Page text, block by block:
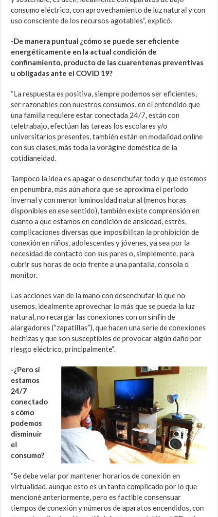
consumo eléctrico, con aprovechamiento de luz natural y con
uso consciente de los recursos agotables”, explicó.
-De manera puntual ¿cómo se puede ser eficiente
energéticamente en la actual condición de
confinamiento, producto de las cuarentenas preventivas
u obligadas ante el COVID 19?
“La respuesta es positiva, siempre podemos ser eficientes,
ser razonables con nuestros consumos, en el entendido que
una familia requiere estar conectada 24/7, están con
teletrabajo, efectúan las tareas los escolares y/o
universitarios presentes, también están en modalidad online
con sus clases, más toda la vorágine doméstica de la
cotidianeidad.
Tampoco la idea es apagar o desenchufar todo y que estemos
en penumbra, más aún ahora que se aproxima el periodo
invernal y con menor luminosidad natural (menos horas
disponibles en ese sentido), también existe comprensión en
cuanto a que estamos en condición de ansiedad, estrés,
complicaciones diversas que imposibilitan la prohibición de
conexión en niños, adolescentes y jóvenes, ya sea por la
necesidad de contacto con sus pares o, simplemente, para
cubrir sus horas de ocio frente a una pantalla, consola o
monitor.
Las acciones van de la mano con desenchufar lo que no
usemos, idealmente aprovechar lo más que se pueda la luz
natural, no recargar las conexiones con un sinfín de
alargadores (“zapatillas”), que hacen una serie de conexiones
hechizas y que son susceptibles de provocar algún daño por
riesgo eléctrico, principalmente”.
-¿Pero si
estamos
24/7
conectado
s cómo
podemos
disminuir
el
consumo?
“Se debe velar por mantener horarios de conexión en
virtualidad, aunque esto es un tanto complicado por lo que
mencioné anteriormente, pero es factible consensuar
tiempos de conexión y números de aparatos encendidos, con